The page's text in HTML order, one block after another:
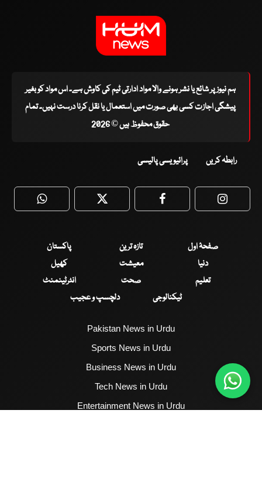
ہم نیوز پر شائع یا نشر ہونے والا مواد ادارتی ٹیم کی کاوش ہے۔ اس مواد کو بغیر
پیشگی اجازت کسی بھی صورت میں استعمال یا نقل کرنا درست نہیں۔ تمام
حقوق محفوظ ہیں © 2026
رابطہ کریں پرائیویسی پالیسی
WhatsApp Twitter Facebook
صفحۂ اول تازہ ترین
پاکستان
دنیا
معیشت
کھیل
تعلیم
صحت
انٹرٹینمنٹ
ٹیکنالوجی
دلچسپ و عجیب
Pakistan News in Urdu
Sports News in Urdu
Business News in Urdu
Tech News in Urdu
Entertainment News in Urdu